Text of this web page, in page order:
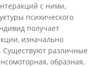
с ними,
психического
получает
изначально
Существуют различные
образная,